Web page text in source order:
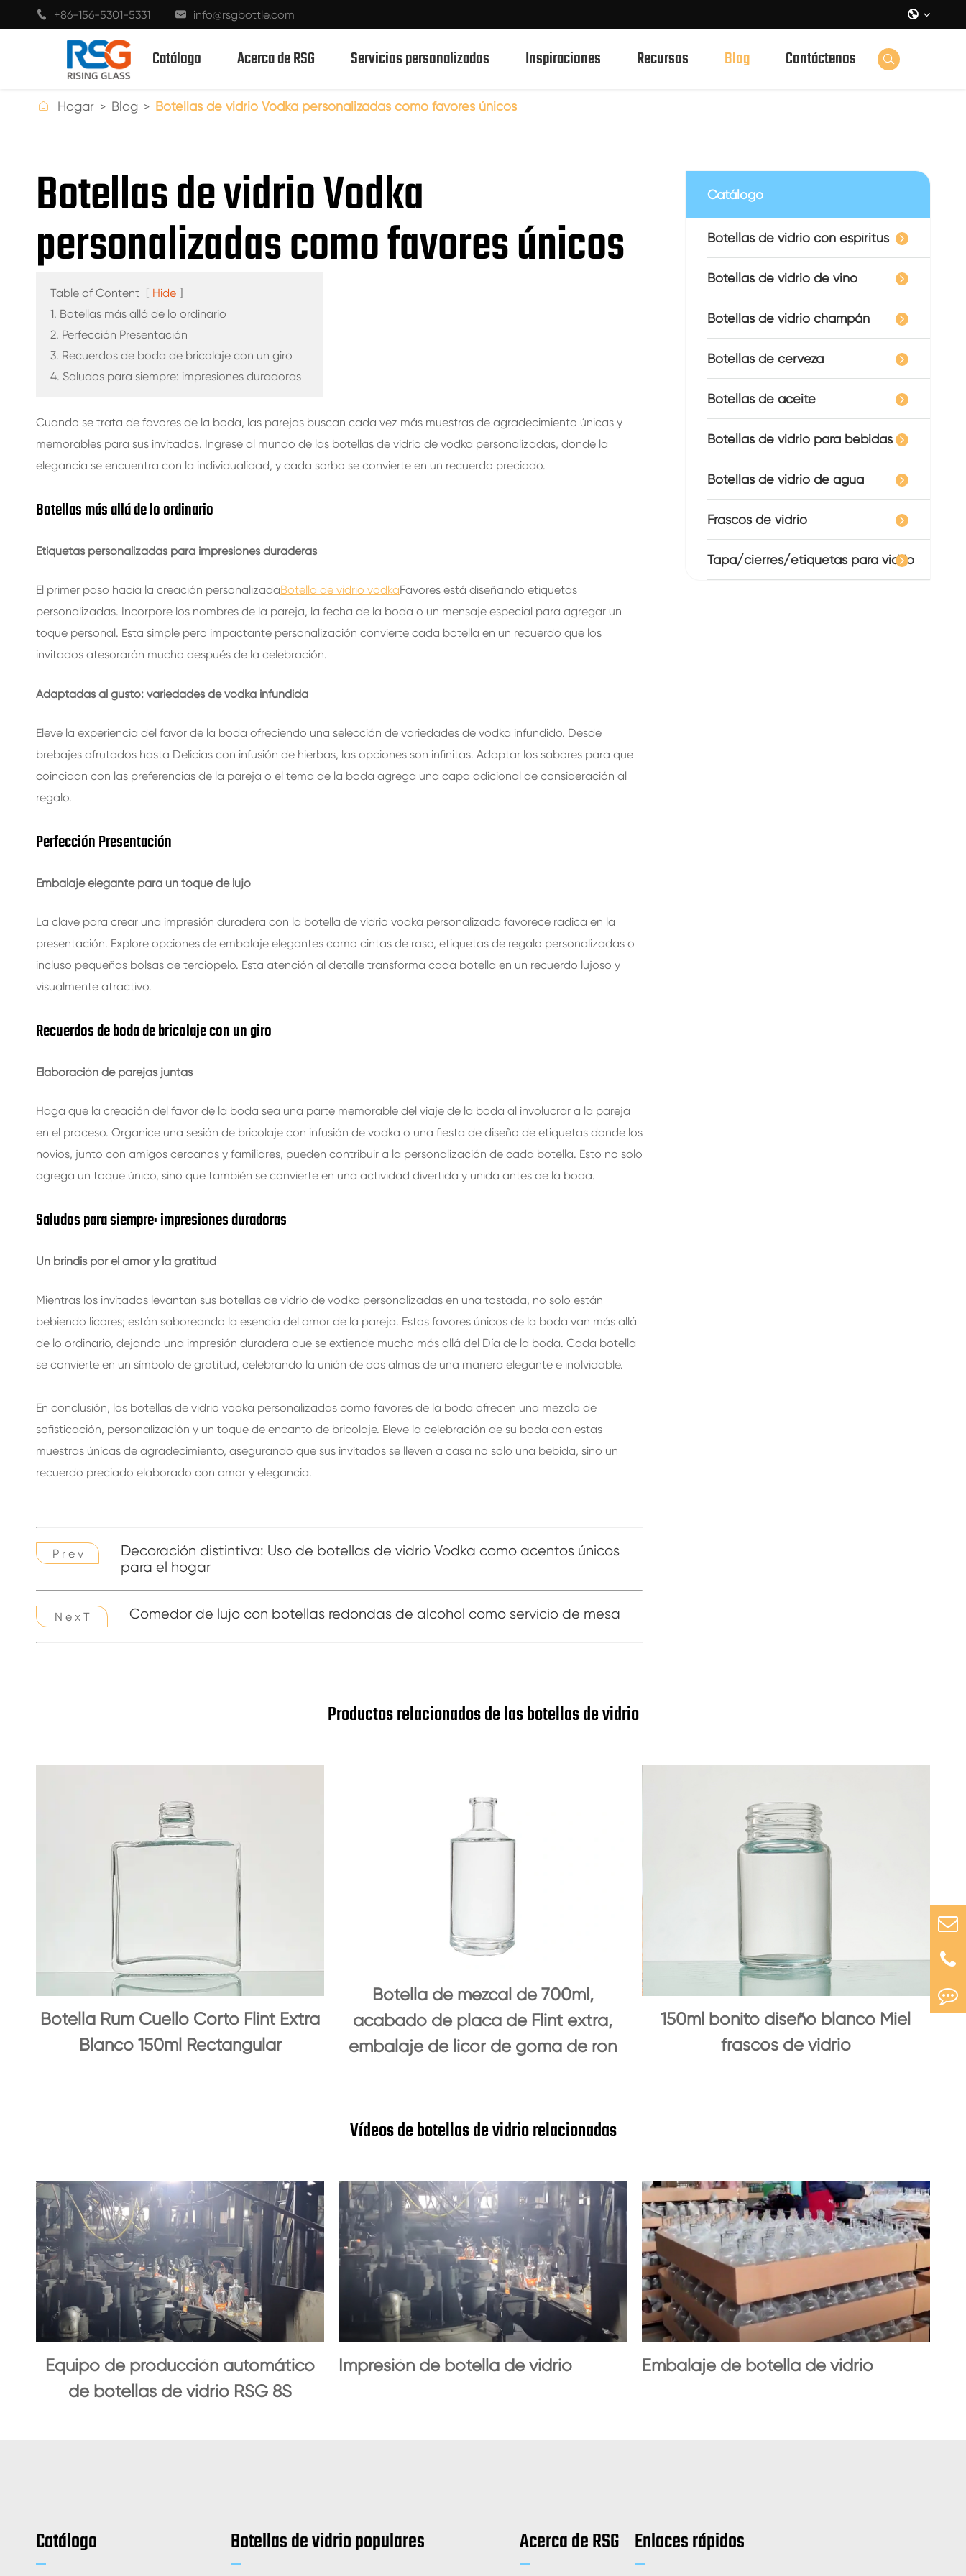
 +86-156-5301-5331  info@rsgbottle.com 
Catálogo
BOTELLAS DE VIDRIO DE VINO
BOTELLAS DE VIDRIO CHAMPÁN
BOTELLAS DE CERVEZA
BOTELLAS DE ACEITE
BOTELLAS DE VIDRIO PARA BEBIDAS
BOTELLAS DE VIDRIO DE AGUA
TAPA/CIERRES/ETIQUETAS PARA VIDRIO
700ml botellas de vidrio de bebidas espirituosas
500ml botellas de vidrio de bebidas espirituosas
Botellas de vidrio 1L Spirits
Acerca de RSG Servicios personalizados Inspiraciones Recursos Blog Contáctenos 
 Hogar Blog Botellas de vidrio Vodka personalizadas como favores únicos
Botellas de vidrio Vodka
personalizadas como favores únicos
Table of Content [ Hide ]
1. Botellas más allá de lo ordinario
2. Perfección Presentación
3. Recuerdos de boda de bricolaje con un giro
4. Saludos para siempre: impresiones duradoras
Cuando se trata de favores de la boda, las parejas buscan cada vez más muestras de agradecimiento únicas y
memorables para sus invitados. Ingrese al mundo de las botellas de vidrio de vodka personalizadas, donde la
elegancia se encuentra con la individualidad, y cada sorbo se convierte en un recuerdo preciado.
Botellas más allá de lo ordinario
Etiquetas personalizadas para impresiones duraderas
El primer paso hacia la creación personalizadaBotella de vidrio vodkaFavores está diseñando etiquetas
personalizadas. Incorpore los nombres de la pareja, la fecha de la boda o un mensaje especial para agregar un
toque personal. Esta simple pero impactante personalización convierte cada botella en un recuerdo que los
invitados atesorarán mucho después de la celebración.
Adaptadas al gusto: variedades de vodka infundida
Eleve la experiencia del favor de la boda ofreciendo una selección de variedades de vodka infundido. Desde
brebajes afrutados hasta Delicias con infusión de hierbas, las opciones son infinitas. Adaptar los sabores para que
coincidan con las preferencias de la pareja o el tema de la boda agrega una capa adicional de consideración al
regalo.
Perfección Presentación
Embalaje elegante para un toque de lujo
La clave para crear una impresión duradera con la botella de vidrio vodka personalizada favorece radica en la
presentación. Explore opciones de embalaje elegantes como cintas de raso, etiquetas de regalo personalizadas o
incluso pequeñas bolsas de terciopelo. Esta atención al detalle transforma cada botella en un recuerdo lujoso y
visualmente atractivo.
Recuerdos de boda de bricolaje con un giro
Elaboración de parejas juntas
Haga que la creación del favor de la boda sea una parte memorable del viaje de la boda al involucrar a la pareja
en el proceso. Organice una sesión de bricolaje con infusión de vodka o una fiesta de diseño de etiquetas donde los
novios, junto con amigos cercanos y familiares, pueden contribuir a la personalización de cada botella. Esto no solo
agrega un toque único, sino que también se convierte en una actividad divertida y unida antes de la boda.
Saludos para siempre: impresiones duradoras
Un brindis por el amor y la gratitud
Mientras los invitados levantan sus botellas de vidrio de vodka personalizadas en una tostada, no solo están
bebiendo licores; están saboreando la esencia del amor de la pareja. Estos favores únicos de la boda van más allá
de lo ordinario, dejando una impresión duradera que se extiende mucho más allá del Día de la boda. Cada botella
se convierte en un símbolo de gratitud, celebrando la unión de dos almas de una manera elegante e inolvidable.
En conclusión, las botellas de vidrio vodka personalizadas como favores de la boda ofrecen una mezcla de
sofisticación, personalización y un toque de encanto de bricolaje. Eleve la celebración de su boda con estas
muestras únicas de agradecimiento, asegurando que sus invitados se lleven a casa no solo una bebida, sino un
recuerdo preciado elaborado con amor y elegancia.
P r e v
Decoración distintiva: Uso de botellas de vidrio Vodka como acentos únicos
para el hogar
N e x T Comedor de lujo con botellas redondas de alcohol como servicio de mesa
Catálogo
Botellas de vidrio con espíritus
Botellas de vidrio de vino
Botellas de vidrio champán
Botellas de cerveza
Botellas de aceite
Botellas de vidrio para bebidas
Botellas de vidrio de agua
Frascos de vidrio
Tapa/cierres/etiquetas para vidrio
Productos relacionados de las botellas de vidrio
Botella Rum Cuello Corto Flint Extra
Blanco 150ml Rectangular
Botella de mezcal de 700ml,
acabado de placa de Flint extra,
embalaje de licor de goma de ron
150ml bonito diseño blanco Miel
frascos de vidrio
Vídeos de botellas de vidrio relacionadas
Equipo de producción automático
de botellas de vidrio RSG 8S
Impresión de botella de vidrio Embalaje de botella de vidrio
Catálogo Botellas de vidrio populares Acerca de RSG Enlaces rápidos